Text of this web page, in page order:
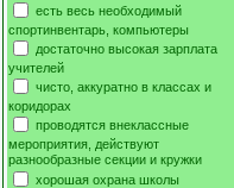
есть весь необходимый
спортинвентарь, компьютеры
достаточно высокая зарплата
учителей
чисто, аккуратно в классах и
коридорах
проводятся внеклассные
мероприятия, действуют
разнообразные секции и кружки
хорошая охрана школы